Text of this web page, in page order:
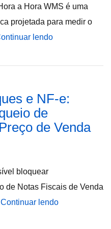
a Hora WMS é uma
projetada para medir o
lendo
e NF-e:
de
de Venda
bloquear
de Notas Fiscais de Venda
Continuar lendo